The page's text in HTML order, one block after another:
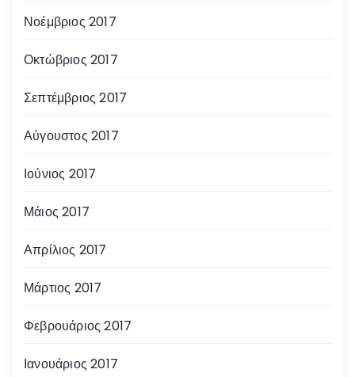
Νοέμβριος 2017
Οκτώβριος 2017
Σεπτέμβριος 2017
Αύγουστος 2017
Ιούνιος 2017
Μάιος 2017
Απρίλιος 2017
Μάρτιος 2017
Φεβρουάριος 2017
Ιανουάριος 2017